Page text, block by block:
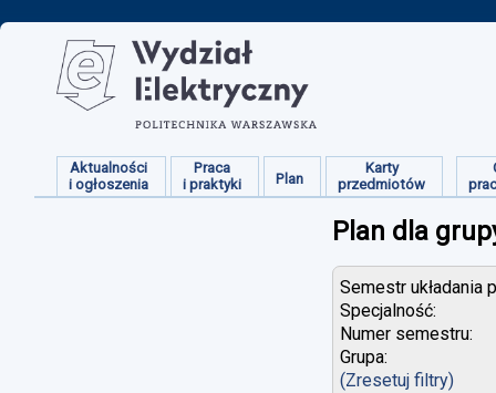
Aktualności
i ogłoszenia
Praca
i praktyki
Plan
Karty
przedmiotów
Plan dla
Semestr układania
Specjalność:
Numer semestru:
Grupa:
(Zresetuj filtry)